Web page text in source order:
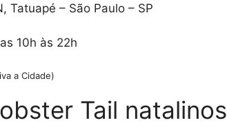
Tatuapé – São Paulo – SP
10h às 22h
a Cidade)
Tail natalinos